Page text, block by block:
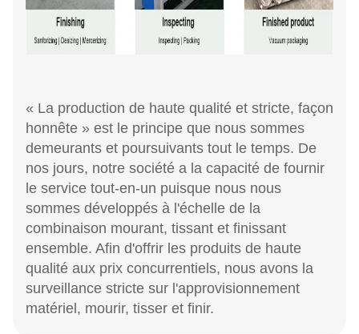
« La production de haute qualité et stricte, façon
honnête » est le principe que nous sommes
demeurants et poursuivants tout le temps. De
nos jours, notre société a la capacité de fournir
le service tout-en-un puisque nous nous
sommes développés à l'échelle de la
combinaison mourant, tissant et finissant
ensemble. Afin d'offrir les produits de haute
qualité aux prix concurrentiels, nous avons la
surveillance stricte sur l'approvisionnement
matériel, mourir, tisser et finir.